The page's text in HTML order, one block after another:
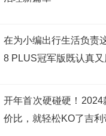
在为小编出行生活负责
8 PLUS冠军版既认真
开年首次硬碰硬！2024
价比，就轻松KO了吉利